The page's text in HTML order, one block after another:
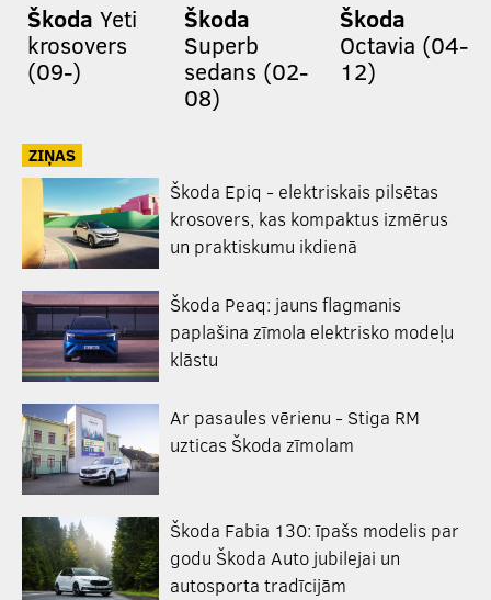
Škoda Yeti
krosovers
(09-)
Škoda
Superb
sedans (02-
08)
Škoda
Octavia (04-
12)
ZIŅAS
Škoda Epiq - elektriskais pilsētas
krosovers, kas kompaktus izmērus
un praktiskumu ikdienā
Škoda Peaq: jauns flagmanis
paplašina zīmola elektrisko modeļu
klāstu
Ar pasaules vērienu - Stiga RM
uzticas Škoda zīmolam
Škoda Fabia 130: īpašs modelis par
godu Škoda Auto jubilejai un
autosporta tradīcijām